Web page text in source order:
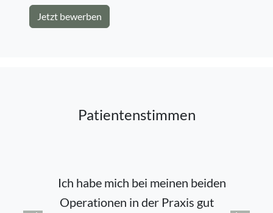
Jetzt bewerben
Patientenstimmen
Ich habe mich bei meinen beiden
Operationen in der Praxis gut